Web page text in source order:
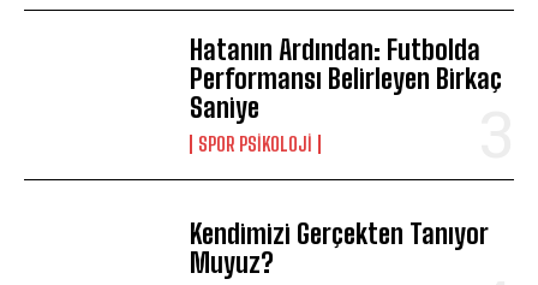
Hatanın Ardından: Futbolda
Performansı Belirleyen Birkaç
Saniye
SPOR PSIKOLOJI
Kendimizi Gerçekten Tanıyor
Muyuz?